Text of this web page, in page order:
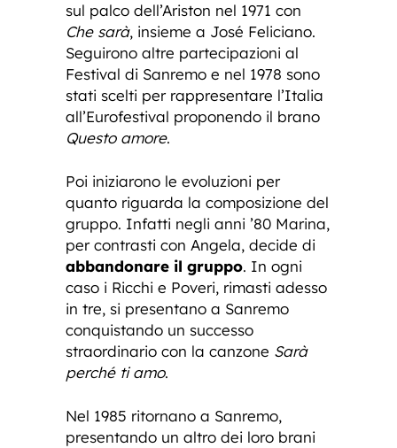
sul palco dell’Ariston nel 1971 con
Che sarà, insieme a José Feliciano.
Seguirono altre partecipazioni al
Festival di Sanremo e nel 1978 sono
stati scelti per rappresentare l’Italia
all’Eurofestival proponendo il brano
Questo amore.
Poi iniziarono le evoluzioni per
quanto riguarda la composizione del
gruppo. Infatti negli anni ’80 Marina,
per contrasti con Angela, decide di
abbandonare il gruppo. In ogni
caso i Ricchi e Poveri, rimasti adesso
in tre, si presentano a Sanremo
conquistando un successo
straordinario con la canzone Sarà
perché ti amo.
Nel 1985 ritornano a Sanremo,
presentando un altro dei loro brani